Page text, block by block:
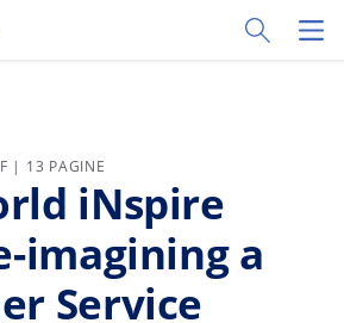
principale
Toggle
| 13 PAGINE
iNspire
imagining a
Service